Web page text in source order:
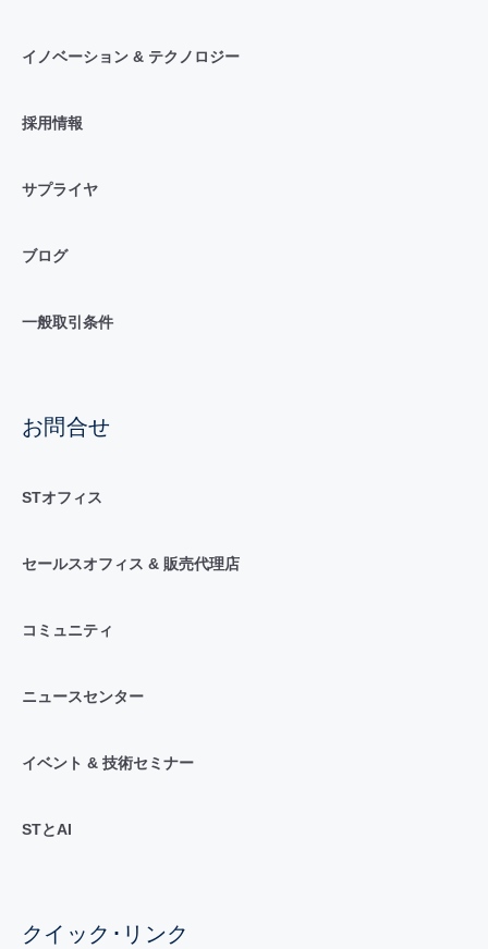
イノベーション & テクノロジー
採用情報
サプライヤ
ブログ
一般取引条件
お問合せ
STオフィス
セールスオフィス & 販売代理店
コミュニティ
ニュースセンター
イベント & 技術セミナー
STとAI
クイック･リンク